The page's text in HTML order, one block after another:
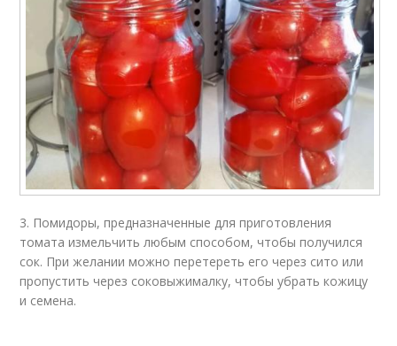
3. Помидоры, предназначенные для приготовления
томата измельчить любым способом, чтобы получился
сок. При желании можно перетереть его через сито или
пропустить через соковыжималку, чтобы убрать кожицу
и семена.